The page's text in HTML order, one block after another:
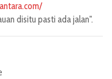
disitu pasti ada jalan".